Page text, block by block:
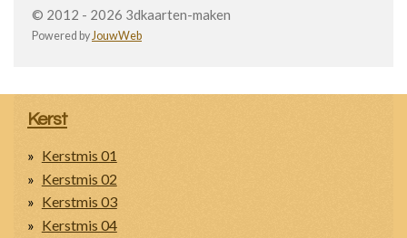
© 2012 - 2026 3dkaarten-maken
Powered byJouwWeb
Kerst
Kerstmis 01
Kerstmis 02
Kerstmis 03
Kerstmis 04